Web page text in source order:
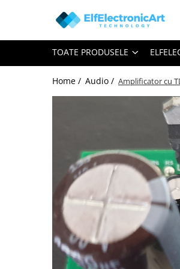
Toate Produsele
Audio
Instrumente de masura si control
Surse de alimentare
Termometre
Osciloscoape AXIOMET
TOATE PRODUSELE
Home / Audio / Amplificator cu